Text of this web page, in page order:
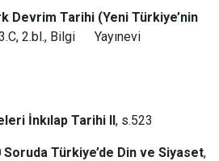
Devrim Tarihi (Yeni Türkiye’nin
2.bl., Bilgi Yayınevi
İnkılap Tarihi II, s.523
Soruda Türkiye’de Din ve Siyaset,